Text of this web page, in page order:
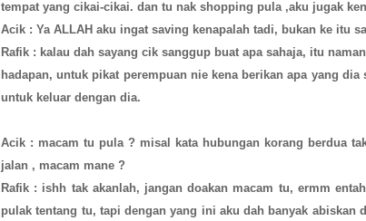
tempat yang cikai-cikai. dan tu nak shopping pula ,aku jugak
Acik : Ya ALLAH aku ingat saving kenapalah tadi, bukan ke itu
Rafik : kalau dah sayang cik sanggup buat apa sahaja, itu
hadapan, untuk pikat perempuan nie kena berikan apa yang dia
untuk keluar dengan dia.
Acik : macam tu pula ? misal kata hubungan korang berdua
jalan , macam mane ?
Rafik : ishh tak akanlah, jangan doakan macam tu, ermm
pulak tentang tu, tapi dengan yang ini aku dah banyak abiskan